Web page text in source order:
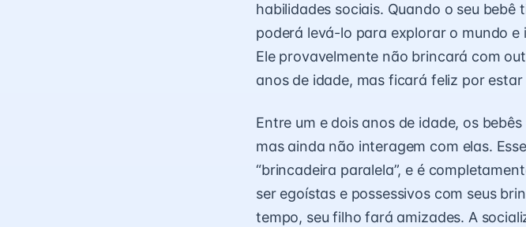
habilidades sociais. Quando o seu
poderá levá-lo para explorar o mundo
Ele provavelmente não brincará com
anos de idade, mas ficará feliz por
Entre um e dois anos de idade, os
mas ainda não interagem com elas.
“brincadeira paralela”, e é
ser egoístas e possessivos com seus
tempo, seu filho fará amizades. A